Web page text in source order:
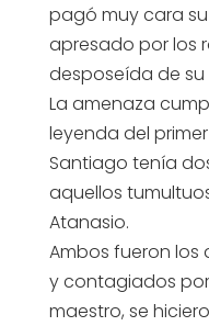
pagó muy cara
apresado por los
desposeída de su
La amenaza
leyenda del
Santiago tenía
aquellos
Atanasio.
Ambos fueron los
y contagiados
maestro, se